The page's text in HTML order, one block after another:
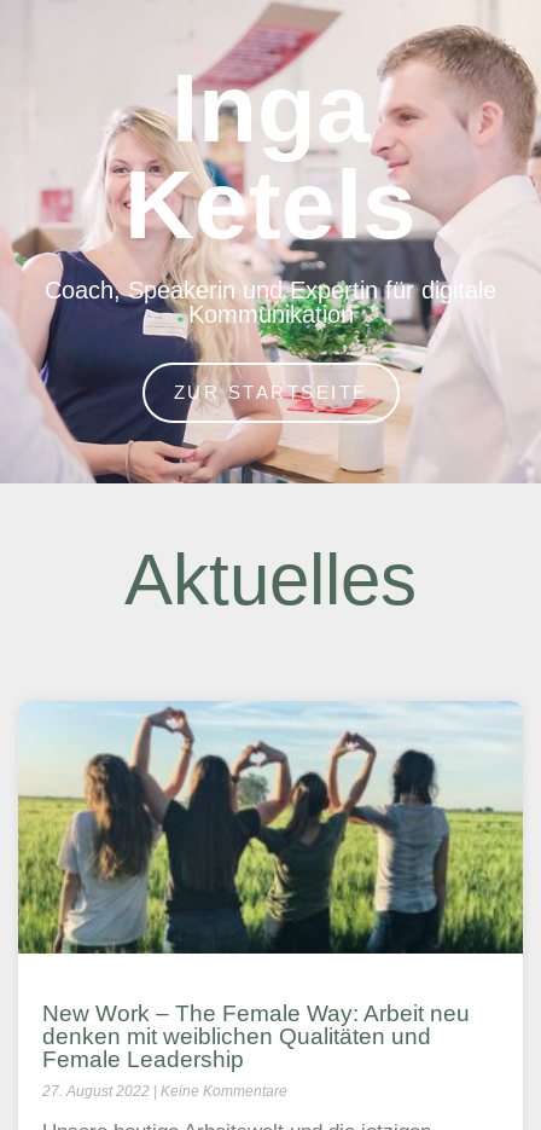
Inga
Ketels
Coach, Speakerin und Expertin für digitale
Kommunikation
ZUR STARTSEITE
Aktuelles
New Work – The Female Way: Arbeit neu
denken mit weiblichen Qualitäten und
Female Leadership
27. August 2022 Keine Kommentare